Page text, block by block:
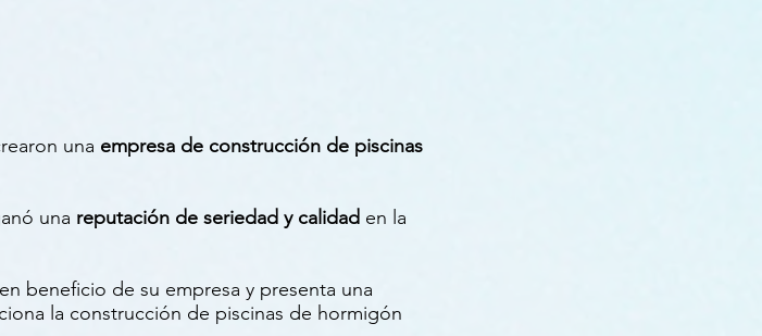
una empresa de construcción de piscinas
una reputación de seriedad y calidad en la
beneficio de su empresa y presenta una
la construcción de piscinas de hormigón